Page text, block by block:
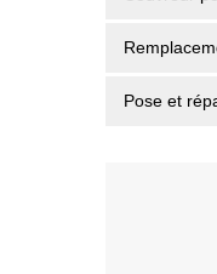
Pose et